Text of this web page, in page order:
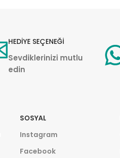
HEDİYE SEÇENEĞİ
Sevdiklerinizi mutlu
edin
SOSYAL
Instagram
Facebook